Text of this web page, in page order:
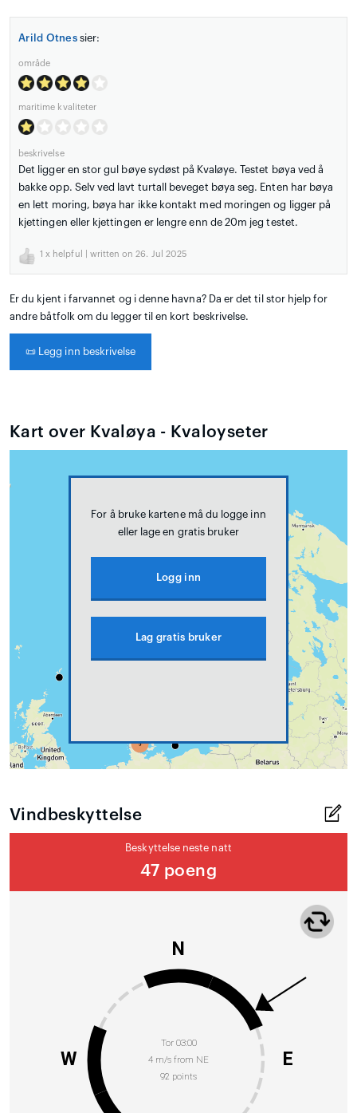
Arild Otnessier:
område
maritime kvaliteter
beskrivelse
Det ligger en stor gul bøye sydøst på Kvaløye. Testet bøya ved å
bakke opp. Selv ved lavt turtall beveget bøya seg. Enten har bøya
en lett moring, bøya har ikke kontakt med moringen og ligger på
kjettingen eller kjettingen er lengre enn de 20m jeg testet.
1 x helpful | written on 26. Jul 2025
Er du kjent i farvannet og i denne havna? Da er det til stor hjelp for
andre båtfolk om du legger til en kort beskrivelse.
📜 Legg inn beskrivelse
Kart over Kvaløya - Kvaloyseter
For å bruke kartene må du logge inn
eller lage en gratis bruker
Logg inn
Lag gratis bruker
Vindbeskyttelse
Beskyttelse neste natt
47 poeng
Tor 03:00
4 m/s from NE
92 points
N
E
W